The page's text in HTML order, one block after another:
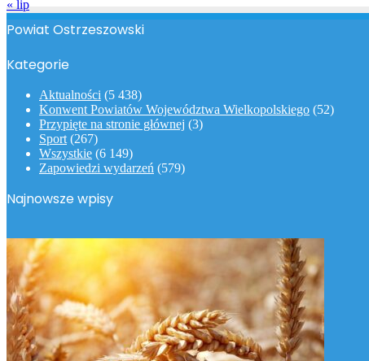
« lip
Powiat Ostrzeszowski
Kategorie
Aktualności (5 438)
Konwent Powiatów Województwa Wielkopolskiego (52)
Przypięte na stronie głównej (3)
Sport (267)
Wszystkie (6 149)
Zapowiedzi wydarzeń (579)
Najnowsze wpisy